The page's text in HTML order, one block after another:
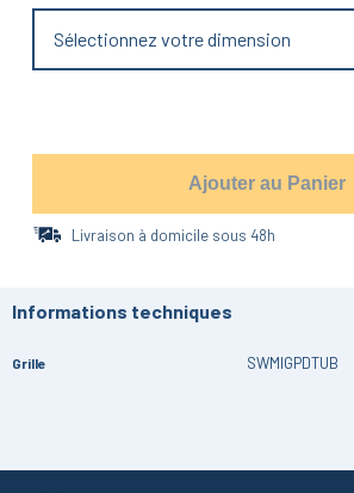
Sélectionnez votre dimension
Ajouter au Panier
Livraison à domicile sous 48h
Informations techniques
Grille SWMIGPDTUB